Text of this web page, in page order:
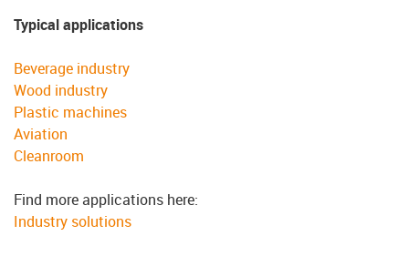
Typical applications
Beverage industry
Wood industry
Plastic machines
Aviation
Cleanroom
Find more applications here:
Industry solutions